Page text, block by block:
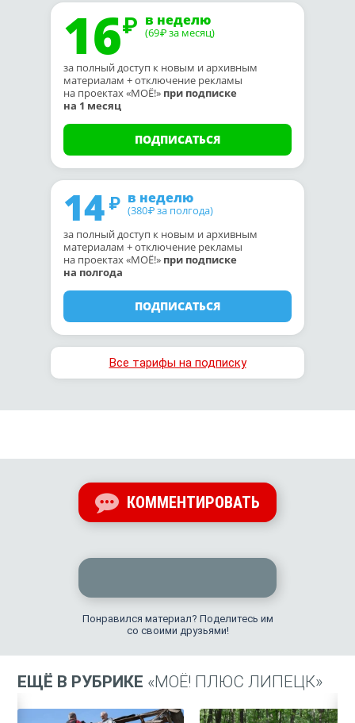
16 в неделю
(69₽ за месяц)
за полный доступ к новым и архивным
материалам + отключение рекламы
на проектах «МОЁ!» при подписке
на 1 месяц
ПОДПИСАТЬСЯ
14 в неделю
(380₽ за полгода)
за полный доступ к новым и архивным
материалам + отключение рекламы
на проектах «МОЁ!» при подписке
на полгода
ПОДПИСАТЬСЯ
Все тарифы на подписку
КОММЕНТИРОВАТЬ
Понравился материал? Поделитесь им
со своими друзьями!
ЕЩЁ В РУБРИКЕ «МОЁ! ПЛЮС ЛИПЕЦК»